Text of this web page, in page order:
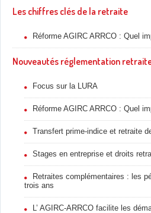
Les chiffres clés de la retraite
Réforme AGIRC ARRCO : Quel
Nouveautés réglementation
Focus sur la LURA
Réforme AGIRC ARRCO : Quel
Transfert prime-indice et retraite
Stages en entreprise et droits
Retraites complémentaires : les
trois ans
L’ AGIRC-ARRCO facilite les